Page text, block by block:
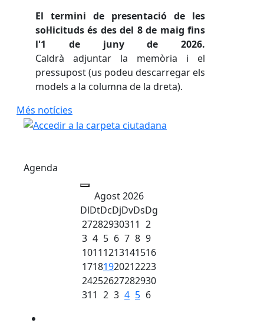
El termini de presentació de les
sol·licituds és des del 8 de maig fins
l'1 de juny de 2026.
Caldrà adjuntar la memòria i el
pressupost (us podeu descarregar els
models a la columna de la dreta).
Més notícies
Agenda
Agost 2026
DlDtDcDjDvDsDg
27282930311 2
3 4 5 6 7 8 9
10111213141516
17181920212223
24252627282930
311 2 3 4 5 6